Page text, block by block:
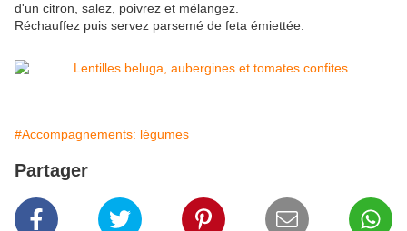
d'un citron, salez, poivrez et mélangez.
Réchauffez puis servez parsemé de feta émiettée.
#Accompagnements: légumes
Partager